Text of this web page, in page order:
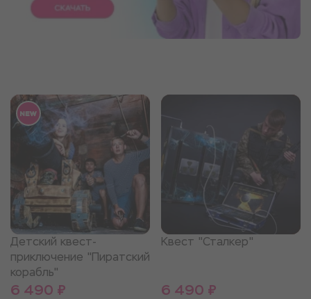
Детский квест-
приключение "Пиратский
корабль"
6 490 ₽
Квест "Сталкер"
6 490 ₽